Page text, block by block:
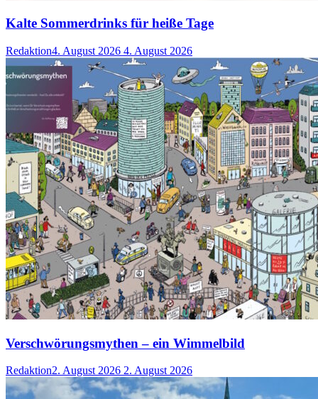
Kalte Sommerdrinks für heiße Tage
Redaktion4. August 2026 4. August 2026
Verschwörungsmythen – ein Wimmelbild
Redaktion2. August 2026 2. August 2026